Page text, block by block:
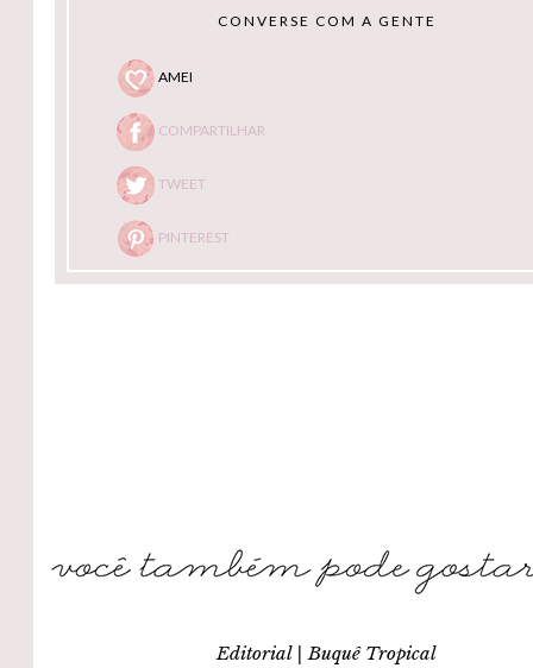
CONVERSE COM A GENTE
AMEI
COMPARTILHAR
TWEET
PINTEREST
Editorial | Buquê Tropical